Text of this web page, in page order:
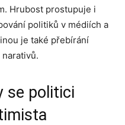
Hrubost prostupuje i
politiků v médiích a
je také přebírání
se politici